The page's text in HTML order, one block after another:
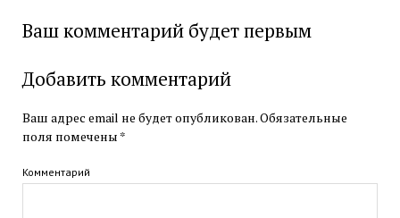
Ваш комментарий будет первым
Добавить комментарий
Ваш адрес email не будет опубликован.Обязательные
поля помечены *
Комментарий